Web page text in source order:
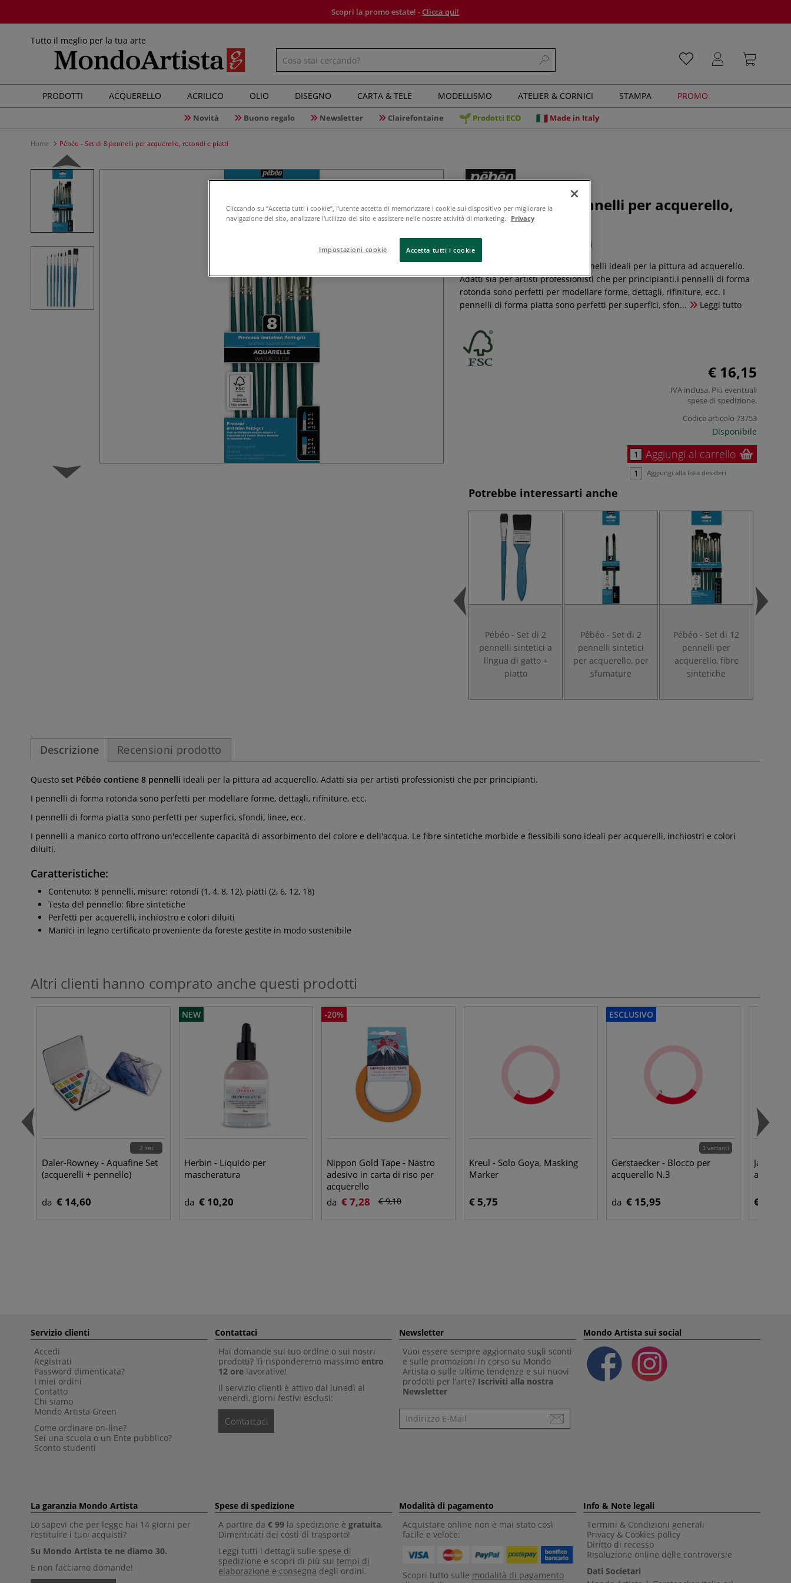
Scopri la promo estate! -Clicca qui!
Tutto il meglio per la tua arte
PRODOTTI ACQUERELLO ACRILICO OLIO DISEGNO CARTA & TELE MODELLISMO ATELIER & CORNICI STAMPA PROMO
Novità Buono regalo Newsletter Clairefontaine Prodotti ECO Made in Italy
Home Pébéo - Set di 8 pennelli per acquerello, rotondi e piatti
Pébéo - Set di 8 pennelli per acquerello,
rotondi e piatti
0 recensioni
Questo set Pébéo contiene 8 pennelli ideali per la pittura ad acquerello.
Adatti sia per artisti professionisti che per principianti.I pennelli di forma
rotonda sono perfetti per modellare forme, dettagli, rifiniture, ecc. I
pennelli di forma piatta sono perfetti per superfici, sfon...
Leggi tutto
€ 16,15
IVA inclusa. Più eventuali
spese di spedizione.
Codice articolo 73753
Disponibile
Aggiungi al carrello
Aggiungi alla lista desideri
Potrebbe interessarti anche
Pébéo - Set di 2
pennelli sintetici a
lingua di gatto +
piatto
Pébéo - Set di 2
pennelli sintetici
per acquerello, per
sfumature
Pébéo - Set di 12
pennelli per
acquerello, fibre
sintetiche
Descrizione Recensioni prodotto
Questo set Pébéo contiene 8 pennelli ideali per la pittura ad acquerello. Adatti sia per artisti professionisti che per principianti.
I pennelli di forma rotonda sono perfetti per modellare forme, dettagli, rifiniture, ecc.
I pennelli di forma piatta sono perfetti per superfici, sfondi, linee, ecc.
I pennelli a manico corto offrono un'eccellente capacità di assorbimento del colore e dell'acqua. Le fibre sintetiche morbide e flessibili sono ideali per acquerelli, inchiostri e colori
diluiti.
Caratteristiche:
Contenuto: 8 pennelli, misure: rotondi (1, 4, 8, 12), piatti (2, 6, 12, 18)
Testa del pennello: fibre sintetiche
Perfetti per acquerelli, inchiostro e colori diluiti
Manici in legno certificato proveniente da foreste gestite in modo sostenibile
Altri clienti hanno comprato anche questi prodotti
2 set
Daler-Rowney - Aquafine Set
(acquerelli + pennello)
da € 14,60
NEW
Herbin - Liquido per
mascheratura
da € 10,20
-20%
Nippon Gold Tape - Nastro
adesivo in carta di riso per
acquerello
da € 7,28 € 9,10
Kreul - Solo Goya, Masking
Marker
€ 5,75
ESCLUSIVO
3 varianti
Gerstaecker - Blocco per
acquerello N.3
da € 15,95
Jaxon -
€ 8,65
Servizio clienti
Accedi
Registrati
Password dimenticata?
I miei ordini
Contatto
Chi siamo
Mondo Artista Green
Come ordinare on-line?
Sei una scuola o un Ente pubblico?
Sconto studenti
Contattaci
Hai domande sul tuo ordine o sui nostri
prodotti? Ti risponderemo massimo entro
12 ore lavorative!
Il servizio clienti è attivo dal lunedì al
venerdì, giorni festivi esclusi:
Contattaci
Newsletter
Vuoi essere sempre aggiornato sugli sconti
e sulle promozioni in corso su Mondo
Artista o sulle ultime tendenze e sui nuovi
prodotti per l’arte? Iscriviti alla nostra
Newsletter
Newsletter
Mondo Artista sui social
La garanzia Mondo Artista
Lo sapevi che per legge hai 14 giorni per
restituire i tuoi acquisti?
Su Mondo Artista te ne diamo 30.
E non facciamo domande!
Spese di spedizione
A partire da € 99 la spedizione è gratuita.
Dimenticati dei costi di trasporto!
Leggi tutti i dettagli sulle spese di
spedizione e scopri di più sui tempi di
elaborazione e consegna degli ordini.
Modalità di pagamento
Acquistare online non è mai stato così
facile e veloce:
Scopri tutto sulle modalità di pagamento
Info & Note legali
Termini & Condizioni generali
Privacy & Cookies policy
Diritto di recesso
Risoluzione online delle controversie
Dati Societari
Cliccando su “Accetta tutti i cookie”, l'utente accetta di memorizzare i cookie sul dispositivo per migliorare la
navigazione del sito, analizzare l'utilizzo del sito e assistere nelle nostre attività di marketing.
Privacy
Impostazioni cookie Accetta tutti i cookie